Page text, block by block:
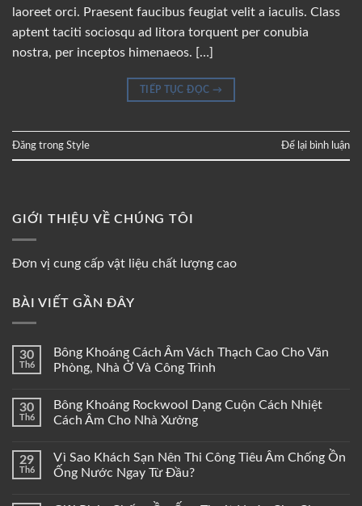
laoreet orci. Praesent faucibus feugiat velit a iaculis. Class
aptent taciti sociosqu ad litora torquent per conubia
nostra, per inceptos himenaeos. […]
TIẾP TỤC ĐỌC →
Đăng trong Style Để lại bình luận
GIỚI THIỆU VỀ CHÚNG TÔI
Đơn vị cung cấp vật liệu chất lượng cao
BÀI VIẾT GẦN ĐÂY
30
Th6
Bông Khoáng Cách Âm Vách Thạch Cao Cho Văn
Phòng, Nhà Ở Và Công Trình
30
Th6
Bông Khoáng Rockwool Dạng Cuộn Cách Nhiệt
Cách Âm Cho Nhà Xưởng
29
Th6
Vì Sao Khách Sạn Nên Thi Công Tiêu Âm Chống Ồn
Ống Nước Ngay Từ Đầu?